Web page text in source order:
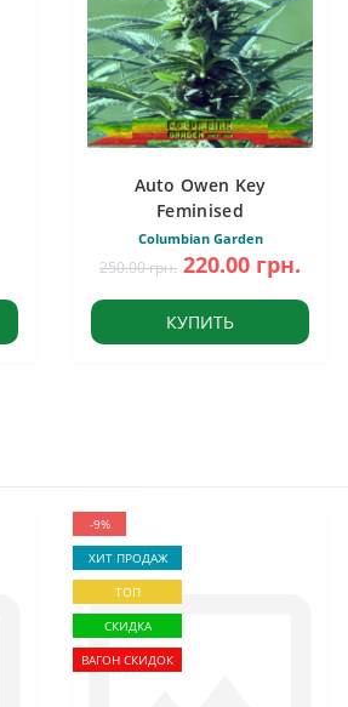
Auto Owen Key
Feminised
Columbian Garden
250.00 грн. 220.00 грн.
КУПИТЬ
-9%
ХИТ ПРОДАЖ
ТОП
СКИДКА
ВАГОН СКИДОК